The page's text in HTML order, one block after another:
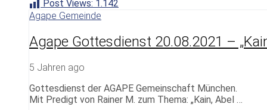
Post Views: 1.142
Agape Gemeinde
Agape Gottesdienst 20.08.2021 –
5 Jahren ago
Gottesdienst der AGAPE Gemeinschaft München.
Mit Predigt von Rainer M. zum Thema: „Kain, Abel …